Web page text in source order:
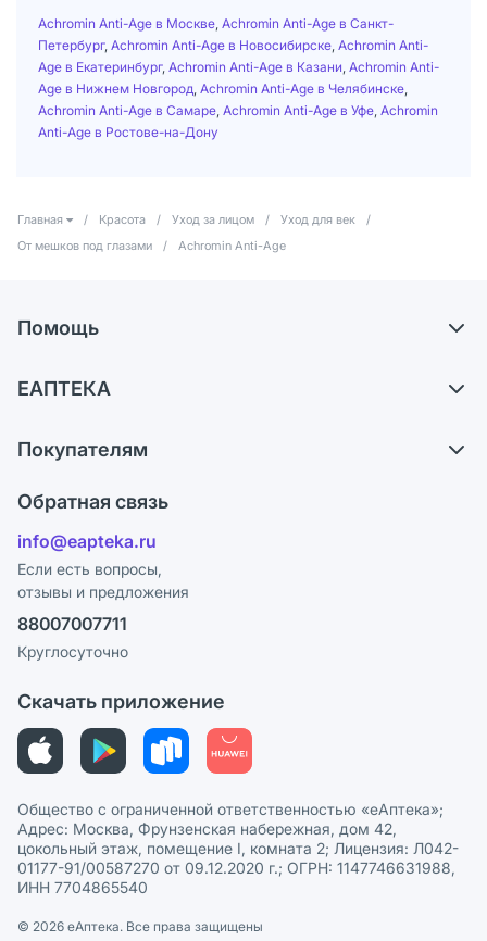
Achromin Anti-Age в Москве Achromin Anti-Age в Санкт-
Петербург, Achromin Anti-Age в Новосибирске Achromin Anti-
Age в Екатеринбург, Achromin Anti-Age в Казани Achromin Anti-
Age в Нижнем Новгород Achromin Anti-Age в Челябинске
Achromin Anti-Age в Самаре Achromin Anti-Age в Уфе Achromin
Anti-Age в Ростове-на-Дону
Главная / Красота / Уход за лицом / Уход для век
/
От мешков под глазами
/ Achromin Anti-Age
Помощь
Самовывоз из аптек
Ответы на вопросы
Блог
ЕАПТЕКА
Карьера
Поставщики
Лицензия
Реклама на сайте
Ваши товары на ЕАПТЕКЕ
Покупателям
Программа СберСпасибо
Политика конфиденциальности
Пользовательское соглашение
Политика рекомендаций
Этика и соответствие
Политика в отношении обработки персональных данных
Обратная связь
info@eapteka.ru
Если есть вопросы,
отзывы и предложения
88007007711
Круглосуточно
Скачать приложение
Общество с ограниченной ответственностью «еАптека»;
Адрес: Москва, Фрунзенская набережная, дом 42,
цокольный этаж, помещение I, комната 2; Лицензия: Л042-
01177-91/00587270 от 09.12.2020 г.; ОГРН: 1147746631988,
ИНН 7704865540
© 2026 eАптека. Все права защищены